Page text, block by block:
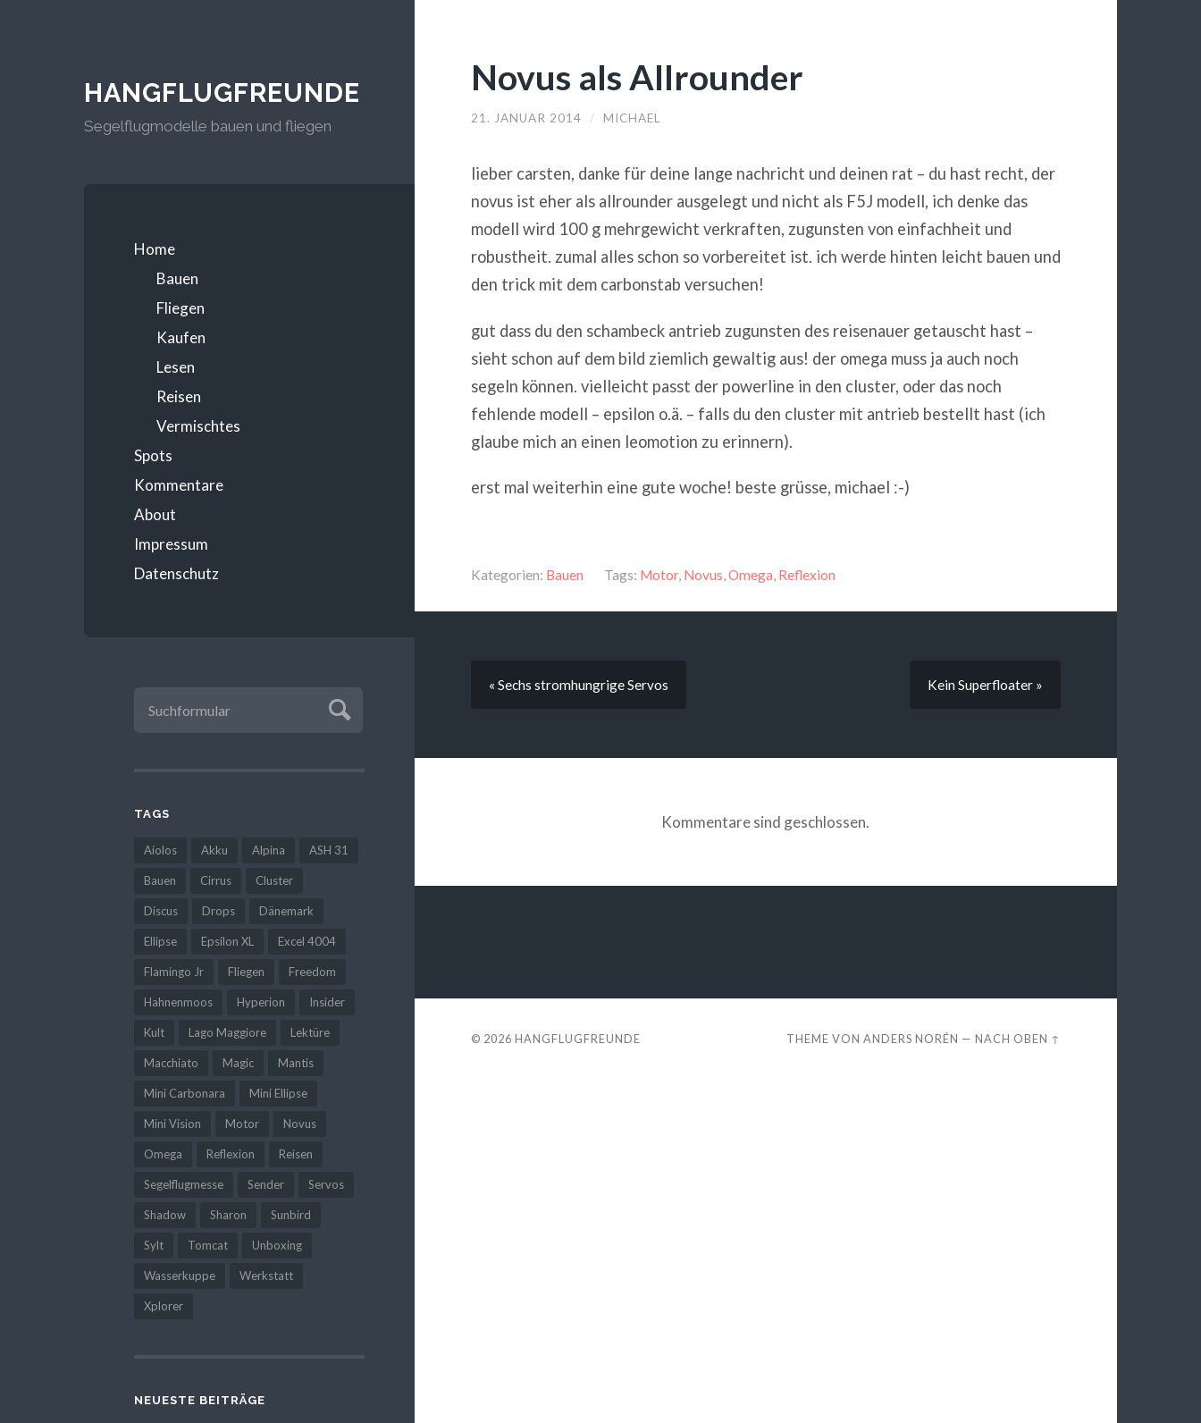
HANGFLUGFREUNDE
Segelflugmodelle bauen und fliegen
Home
Bauen
Fliegen
Kaufen
Lesen
Reisen
Vermischtes
Spots
Kommentare
About
Impressum
Datenschutz
TAGS
Aiolos Akku Alpina ASH 31
Bauen Cirrus Cluster
Discus Drops Dänemark
Ellipse Epsilon XL Excel 4004
Flamingo Jr Fliegen Freedom
Hahnenmoos Hyperion Insider
Kult Lago Maggiore Lektüre
Macchiato Magic Mantis
Mini Carbonara Mini Ellipse
Mini Vision Motor Novus
Omega Reflexion Reisen
Segelflugmesse Sender Servos
Shadow Sharon Sunbird
Sylt Tomcat Unboxing
Wasserkuppe Werkstatt
Xplorer
NEUESTE BEITRÄGE
Novus als Allrounder
21. JANUAR 2014 / MICHAEL
lieber carsten, danke für deine lange nachricht und deinen rat – du hast recht, der
novus ist eher als allrounder ausgelegt und nicht als F5J modell, ich denke das
modell wird 100 g mehrgewicht verkraften, zugunsten von einfachheit und
robustheit. zumal alles schon so vorbereitet ist. ich werde hinten leicht bauen und
den trick mit dem carbonstab versuchen!
gut dass du den schambeck antrieb zugunsten des reisenauer getauscht hast –
sieht schon auf dem bild ziemlich gewaltig aus! der omega muss ja auch noch
segeln können. vielleicht passt der powerline in den cluster, oder das noch
fehlende modell – epsilon o.ä. – falls du den cluster mit antrieb bestellt hast (ich
glaube mich an einen leomotion zu erinnern).
erst mal weiterhin eine gute woche! beste grüsse, michael :-)
Kategorien: Bauen Tags: Motor, Novus Omega Reflexion
« Sechs stromhungrige Servos Kein Superfloater »
Kommentare sind geschlossen.
© 2026 HANGFLUGFREUNDE THEME VONANDERS NORÉN —NACH OBEN ↑